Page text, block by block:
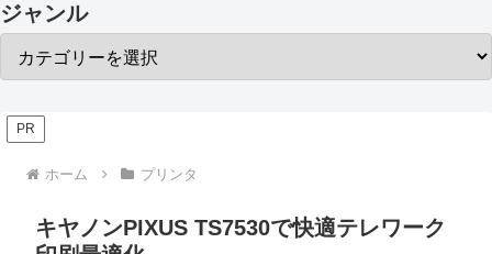
ジャンル
PR
ホーム プリンタ
キヤノンPIXUS TS7530で快適テレワーク